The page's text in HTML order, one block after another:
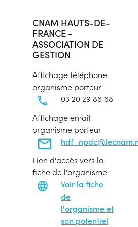
CNAM HAUTS-DE-
FRANCE -
ASSOCIATION DE
GESTION
Affichage téléphone
organisme porteur
03 20 29 86 68
Affichage email
organisme porteur
Lien d'accès vers la
fiche de l'organisme
Voir la fiche
de
l'organisme et
son potentiel